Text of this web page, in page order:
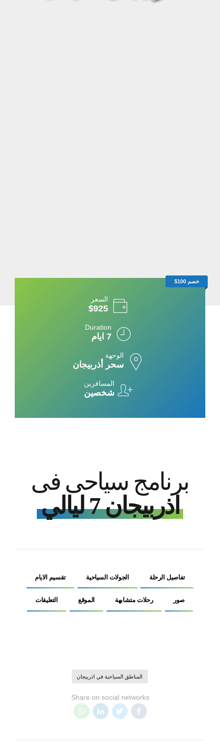
خصم 100$
السعر
$925
Duration
7 ايام
الوحهة
سحر أذربيجان
المسافرين
شخصين
برنامج سياحى فى
اذربيجان 7 ليالي
تفاصيل الرحلة الجولات السياحية تقسيم الايام
صور رحلات متشابهة الموقع التعليقات
المناطق السياحية في اذربيجان
Share on social networks